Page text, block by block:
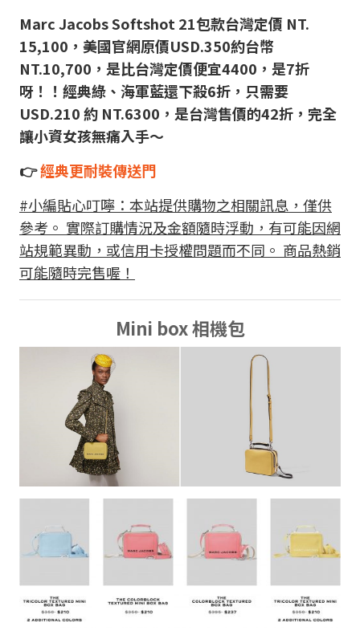
Marc Jacobs Softshot 21包款台灣定價 NT.
15,100，美國官網原價USD.350約台幣
NT.10,700， 是比台灣定價便宜4400，是7折
呀！！經典綠、海軍藍還下殺6折，只需要
USD.210 約 NT.6300，是台灣售價的42折，完全
讓小資女孩無痛入手～
👉經典更耐裝傳送門
#小編貼心叮嚀：本站提供購物之相關訊息，僅供
參考。 實際訂購情況及金額隨時浮動，有可能因網
站規範異動，或信用卡授權問題而不同。 商品熱銷
可能隨時完售喔！
Mini box 相機包